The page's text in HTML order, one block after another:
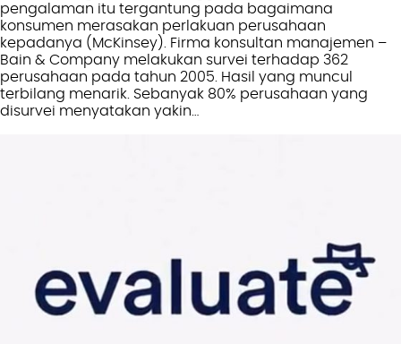
pengalaman itu tergantung pada bagaimana
konsumen merasakan perlakuan perusahaan
kepadanya (McKinsey). Firma konsultan manajemen –
Bain & Company melakukan survei terhadap 362
perusahaan pada tahun 2005. Hasil yang muncul
terbilang menarik. Sebanyak 80% perusahaan yang
disurvei menyatakan yakin…